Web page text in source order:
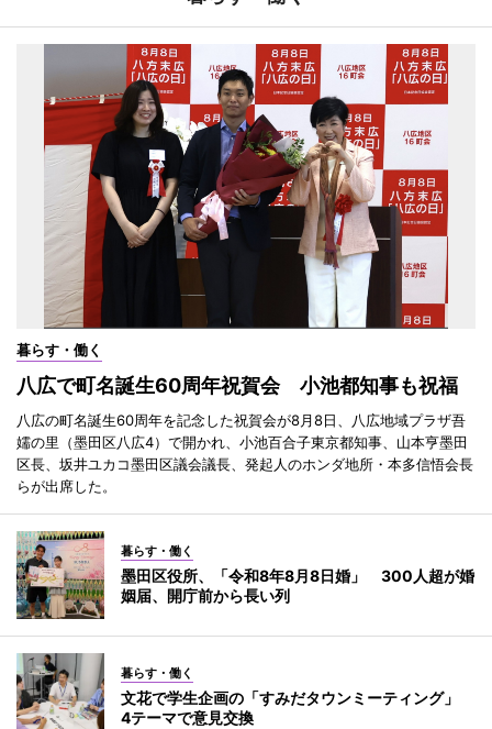
暮らす・働く
八広で町名誕生60周年祝賀会 小池都知事も祝福
八広の町名誕生60周年を記念した祝賀会が8月8日、八広地域プラザ吾
嬬の里（墨田区八広4）で開かれ、小池百合子東京都知事、山本亨墨田
区長、坂井ユカコ墨田区議会議長、発起人のホンダ地所・本多信悟会長
らが出席した。
暮らす・働く
墨田区役所、「令和8年8月8日婚」 300人超が婚
姻届、開庁前から長い列
暮らす・働く
文花で学生企画の「すみだタウンミーティング」
4テーマで意見交換